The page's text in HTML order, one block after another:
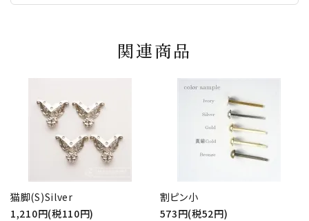
関連商品
猫脚(S)Silver
1,210円(税110円)
割ピン小
573円(税52円)